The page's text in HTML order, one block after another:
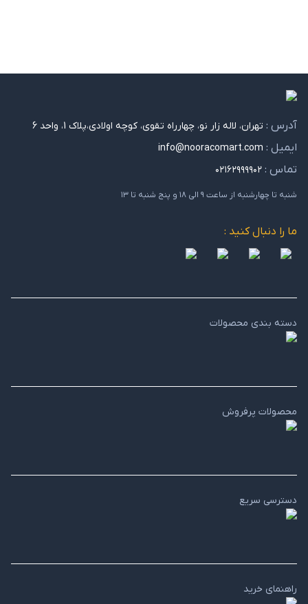
آدرس : تهران، لاله زار نو، چهارراه تقوی، کوچه اولادی،پلاک 1، واحد 6
ایمیل : info@nooracomart.com
تماس : ۰۲۱۶۲۹۹۹۹۰۲
شنبه تا چهارشنبه از ساعت ۹ الی ۱۸ و پنج شنبه تا ۱۳
ما را دنبال کنید :
دسته بندی محصولات
محصولات پرفروش
دسترسی سریع
راهنمای خرید